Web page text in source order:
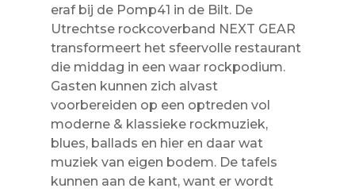
eraf bij de Pomp41 in de Bilt. De
Utrechtse rockcoverband NEXT GEAR
transformeert het sfeervolle restaurant
die middag in een waar rockpodium.
Gasten kunnen zich alvast
voorbereiden op een optreden vol
moderne & klassieke rockmuziek,
blues, ballads en hier en daar wat
muziek van eigen bodem. De tafels
kunnen aan de kant, want er wordt